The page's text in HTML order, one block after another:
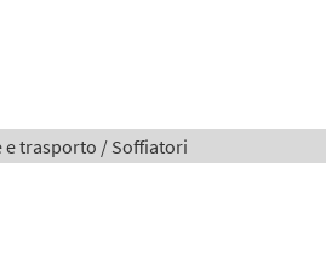
trasporto / Soffiatori